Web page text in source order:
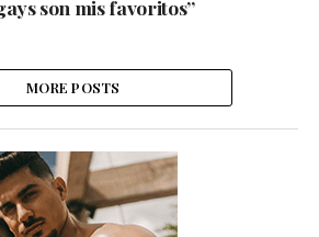
son mis favoritos”
MORE POSTS